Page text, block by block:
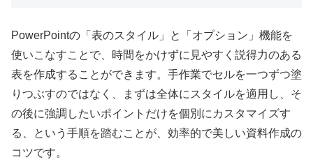
PowerPointの「表のスタイル」と「オプション」機能を
使いこなすことで、時間をかけずに見やすく説得力のある
表を作成することができます。手作業でセルを一つずつ塗
りつぶすのではなく、まずは全体にスタイルを適用し、そ
の後に強調したいポイントだけを個別にカスタマイズす
る、という手順を踏むことが、効率的で美しい資料作成の
コツです。